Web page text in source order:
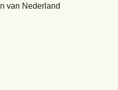
van Nederland